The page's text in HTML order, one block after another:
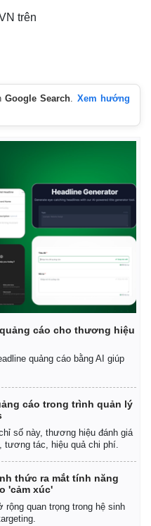
Video
Ảnh
Infographic
trên
Google Search. Xem hướng
cáo cho thương hiệu
quảng cáo bằng AI giúp
cáo trong trình quản lý
số này, thương hiệu đánh giá
tương tác, hiệu quả chi phí.
thức ra mắt tính năng
'cảm xúc'
quan trọng trong hệ sinh